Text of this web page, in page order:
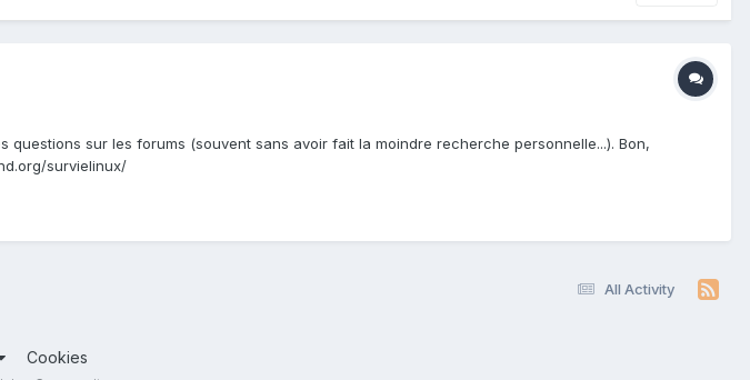
sur les forums (souvent sans avoir fait la moindre recherche personnelle...). Bon,
survielinux/
All Activity
Cookies